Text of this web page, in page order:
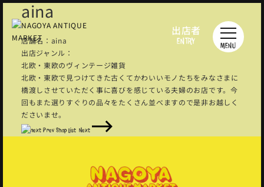
MENU
出店者
ENTRY
aina
店舗名：aina
出店ジャンル：
北欧・東欧のヴィンテージ雑貨
北欧・東欧で見つけてきた古くてかわいいモノたちをみなさまに
橋渡しさせていただく事に喜びを感じている夫婦のお店です。今
回もまた選りすぐりの品々をたくさん並べますので是非お越しく
ださいませ。
Prev Shop List Next